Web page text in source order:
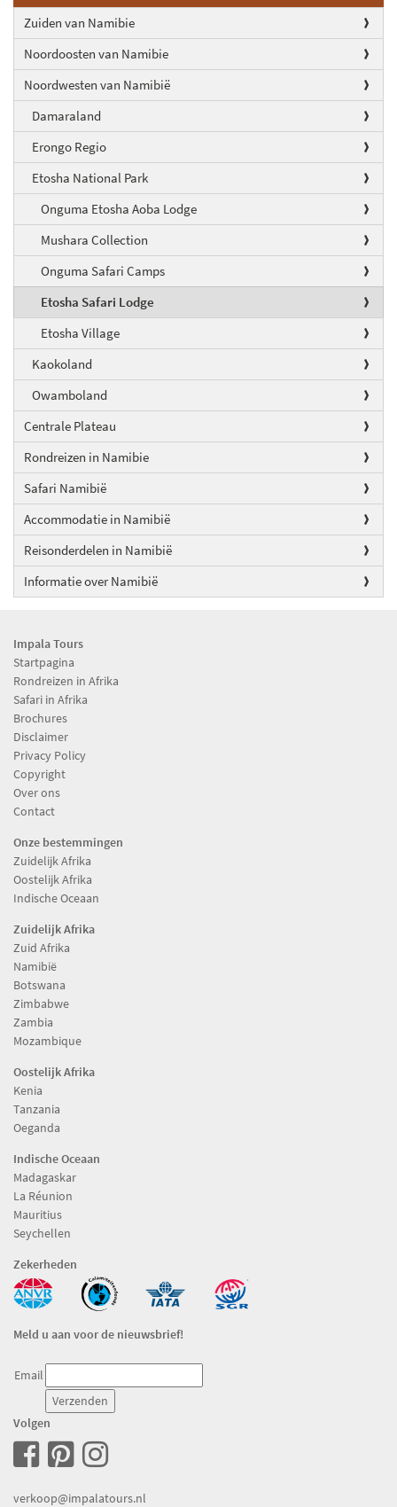
Zuiden van Namibie
Noordoosten van Namibie
Noordwesten van Namibië
Damaraland
Erongo Regio
Etosha National Park
Onguma Etosha Aoba Lodge
Mushara Collection
Onguma Safari Camps
Etosha Safari Lodge
Etosha Village
Kaokoland
Owamboland
Centrale Plateau
Rondreizen in Namibie
Safari Namibië
Accommodatie in Namibië
Reisonderdelen in Namibië
Informatie over Namibië
Impala Tours
Startpagina
Rondreizen in Afrika
Safari in Afrika
Brochures
Disclaimer
Privacy Policy
Copyright
Over ons
Contact
Onze bestemmingen
Zuidelijk Afrika
Oostelijk Afrika
Indische Oceaan
Zuidelijk Afrika
Zuid Afrika
Namibië
Botswana
Zimbabwe
Zambia
Mozambique
Oostelijk Afrika
Kenia
Tanzania
Oeganda
Indische Oceaan
Madagaskar
La Réunion
Mauritius
Seychellen
Zekerheden
Meld u aan voor de nieuwsbrief!
Email
Volgen
verkoop@impalatours.nl